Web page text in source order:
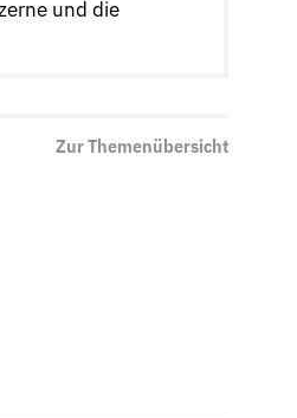
und die
Zur Themenübersicht